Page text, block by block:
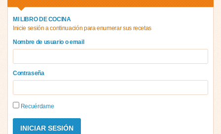
MI LIBRO DE COCINA
Inicie sesión a continuación para enumerar sus recetas
Nombre de usuario o email
Contraseña
Recuérdame